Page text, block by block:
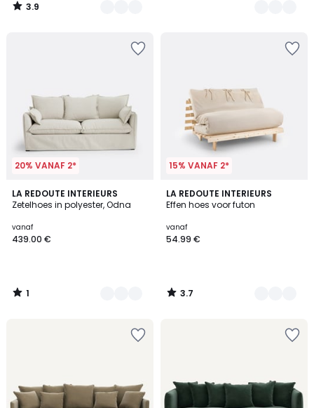
3.9
/
20% VANAF 2*
LA REDOUTE INTERIEURS
Zetelhoes in polyester, Odna
vanaf
439.00 €
1
/
4
Kleuren
1
/
15% VANAF 2*
LA REDOUTE INTERIEURS
Effen hoes voor futon
vanaf
54.99 €
3.7
/ 5
2
Kleuren
3.7
/